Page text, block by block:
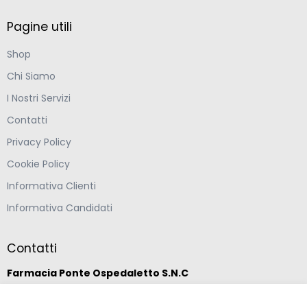
Pagine utili
Shop
Chi Siamo
I Nostri Servizi
Contatti
Privacy Policy
Cookie Policy
Informativa Clienti
Informativa Candidati
Contatti
Farmacia Ponte Ospedaletto S.N.C